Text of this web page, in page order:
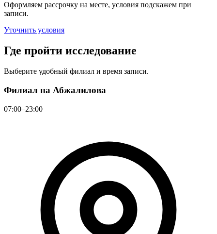
Оформляем рассрочку на месте, условия подскажем при
записи.
Уточнить условия
Где пройти исследование
Выберите удобный филиал и время записи.
Филиал на Абжалилова
07:00–23:00